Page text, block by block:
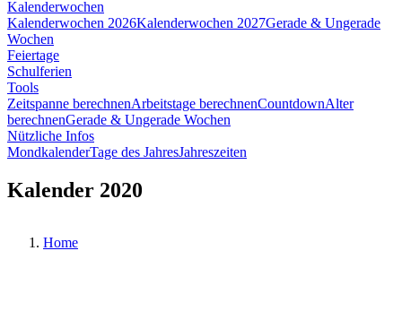
Kalenderwochen
Kalenderwochen 2026Kalenderwochen 2027Gerade & Ungerade
Wochen
Feiertage
Schulferien
Tools
Zeitspanne berechnenArbeitstage berechnenCountdownAlter
berechnenGerade & Ungerade Wochen
Nützliche Infos
MondkalenderTage des JahresJahreszeiten
Kalender 2020
Home